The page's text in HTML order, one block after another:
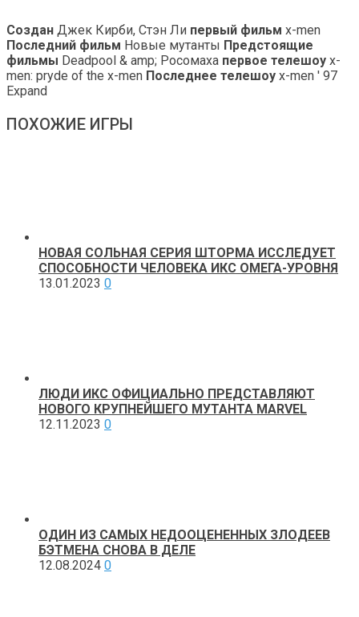
Создан Джек Кирби, Стэн Ли первый фильм x-men
Последний фильм Новые мутанты Предстоящие
фильмы Deadpool & amp; Росомаха первое телешоу x-
men: pryde of the x-men Последнее телешоу x-men ' 97
Expand
ПОХОЖИЕ ИГРЫ
НОВАЯ СОЛЬНАЯ СЕРИЯ ШТОРМА ИССЛЕДУЕТ
СПОСОБНОСТИ ЧЕЛОВЕКА ИКС ОМЕГА-УРОВНЯ
13.01.2023 0
ЛЮДИ ИКС ОФИЦИАЛЬНО ПРЕДСТАВЛЯЮТ
НОВОГО КРУПНЕЙШЕГО МУТАНТА MARVEL
12.11.2023 0
ОДИН ИЗ САМЫХ НЕДООЦЕНЕННЫХ ЗЛОДЕЕВ
БЭТМЕНА СНОВА В ДЕЛЕ
12.08.2024 0